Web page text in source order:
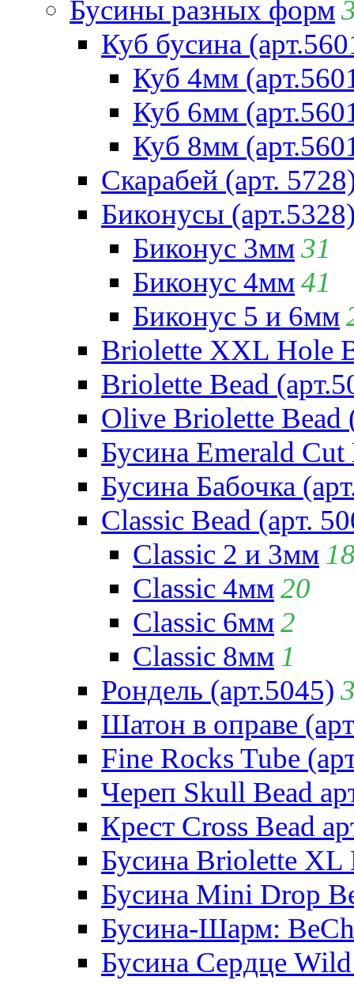
Бусины разных форм
Куб бусина
Куб 4мм
Куб 6мм
Куб 8мм
Скарабей (арт.
Биконусы
Биконус 3мм31
Биконус 4мм41
Биконус 5 и 6мм
Briolette XXL Hole
Briolette Bead
Olive Briolette Bead
Бусина Emerald Cut
Бусина Бабочка
Classic Bead (арт.
Classic 2 и 3мм
Classic 4мм20
Classic 6мм2
Classic 8мм 1
Рондель (арт.5045)
Шатон в оправе
Fine Rocks Tube
Череп Skull Bead
Крест Cross Bead
Бусина Briolette XL
Бусина Mini Drop
Бусина-Шарм:
Бусина Сердце